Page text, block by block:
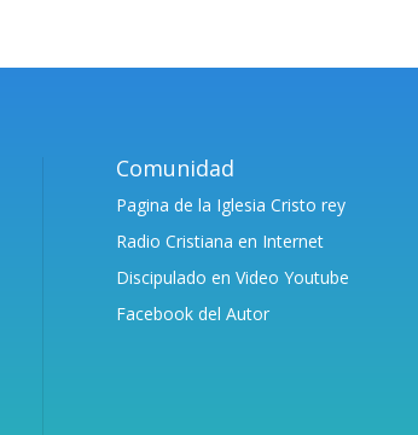
Comunidad
Pagina de la Iglesia Cristo rey
Radio Cristiana en Internet
Discipulado en Video Youtube
Facebook del Autor